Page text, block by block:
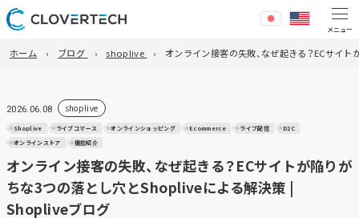
ホーム ブログ shoplive オンライン接客の失敗、なぜ起きる？ECサイ
2026.06.08 shoplive
Shoplive ライブコマース オンラインショッピング Ecommerce ライブ配信
D2C
オンラインストア
機能紹介
オンライン接客の失敗、なぜ起きる？ECサイトが陥りが
ちな3つの落とし穴とShopliveによる解決策 |
Shopliveブログ